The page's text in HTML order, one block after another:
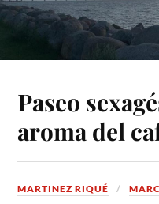
Paseo
aroma del
MARTINEZ RIQUÉ